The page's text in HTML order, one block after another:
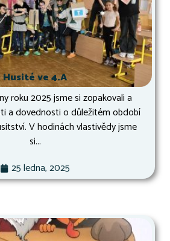
Husité ve 4.A
roku 2025 jsme si zopakovali a
a dovednosti o důležitém období
V hodinách vlastivědy jsme
si...
25 ledna, 2025